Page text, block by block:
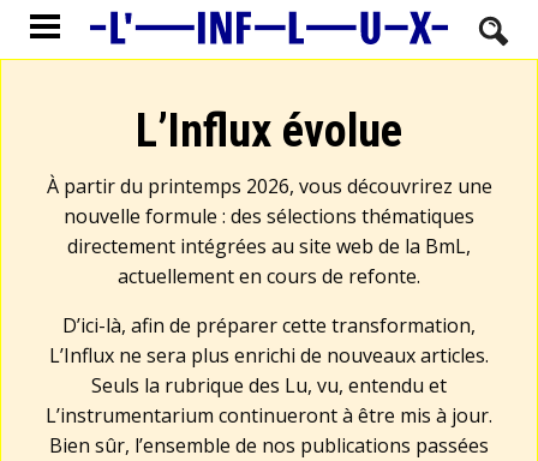
L’Influx évolue
À partir du printemps 2026, vous découvrirez une
nouvelle formule : des sélections thématiques
directement intégrées au site web de la BmL,
actuellement en cours de refonte.
D’ici-là, afin de préparer cette transformation,
L’Influx ne sera plus enrichi de nouveaux articles.
Seuls la rubrique des Lu, vu, entendu et
L’instrumentarium continueront à être mis à jour.
Bien sûr, l’ensemble de nos publications passées